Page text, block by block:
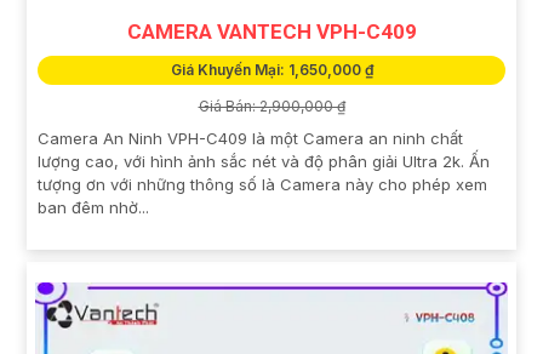
CAMERA VANTECH VPH-C409
Giá Khuyến Mại: 1,650,000 ₫
Giá Bán: 2,900,000 ₫
Camera An Ninh VPH-C409 là một Camera an ninh chất
lượng cao, với hình ảnh sắc nét và độ phân giải Ultra 2k. Ấn
tượng ơn với những thông số là Camera này cho phép xem
ban đêm nhờ...